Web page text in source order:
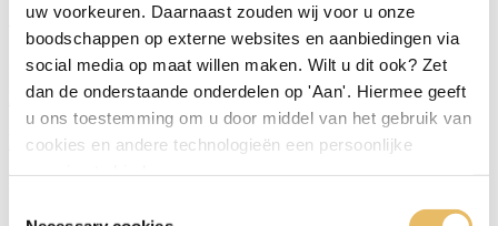
uw voorkeuren. Daarnaast zouden wij voor u onze
boodschappen op externe websites en aanbiedingen via
social media op maat willen maken. Wilt u dit ook? Zet
dan de onderstaande onderdelen op 'Aan'. Hiermee geeft
u ons toestemming om u door middel van het gebruik van
cookies en andere technologieën een persoonlijke
100 korte babynamen met maar één lettergreep
24/03/2021
Babynamen
De 9 must-haves voor elke zwangere vrouw
Zwanger|Musthaves